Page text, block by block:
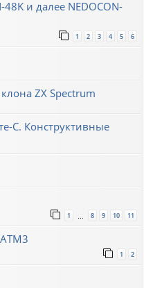
и далее NEDOCON-
1 2 3 4 5 6
ZX Spectrum
С. Конструктивные
1 … 8 9 10 11
1 2